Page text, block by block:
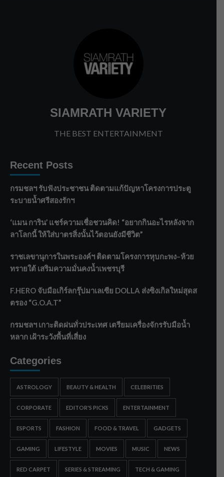
SIAMRATH VARIETY
THE BEST ENTERTAINMENT
Recent Posts
กรมชลฯ รับฟังประชาชน ติดตามแก้ปัญหาโครงการประตู
ระบายน้ำศรีสองรักฯ
‘แมน การิน’ แชร์ความเชื่อชวนคิด! “อยากกินอะไรหลังจาก
ลาโลกนี้ ให้ใส่บาตรสิ่งนั้นไว้ตอนยังมีชีวิต”
ราชเลขานุการในพระองค์ฯ ติดตามโครงการหุบกะพง–ห้วย
ทรายใต้ เสริมความมั่นคงน้ำเพชรบุรี
F.HERO จับมือเกิร์ลกรุ๊ปมาเลเซีย DOLLA ส่งซิงเกิลใหม่สุดส
ตรอง “G.O.A.T”
กรมชลฯ เกาะติดฝนทั่วประเทศ เตรียมเครื่องจักรรับมือน้ำ
หลาก เฝ้าระวังพื้นที่เสี่ยง
Categories
ASTROLOGY BEAUTY & HEALTH CELEBRITIES
CORPORATE EDITOR'S PICKS ENTERTAINMENT
ESPORTS FASHION FOOD & TRAVEL GADGETS
GAMING LIFESTYLE MOVIES MUSIC NEWS
RED CARPET SERIES & STREAMING TECH & GAMING